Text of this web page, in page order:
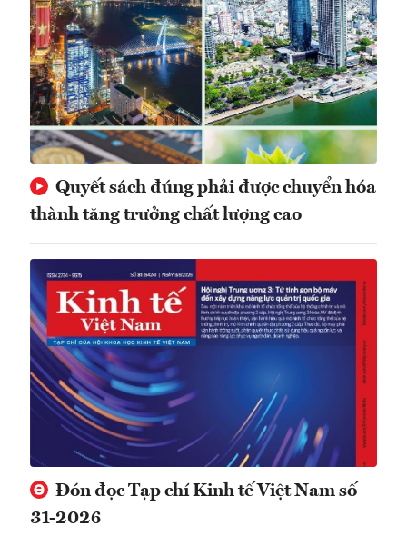
Quyết sách đúng phải được chuyển hóa
thành tăng trưởng chất lượng cao
Đón đọc Tạp chí Kinh tế Việt Nam số
31-2026